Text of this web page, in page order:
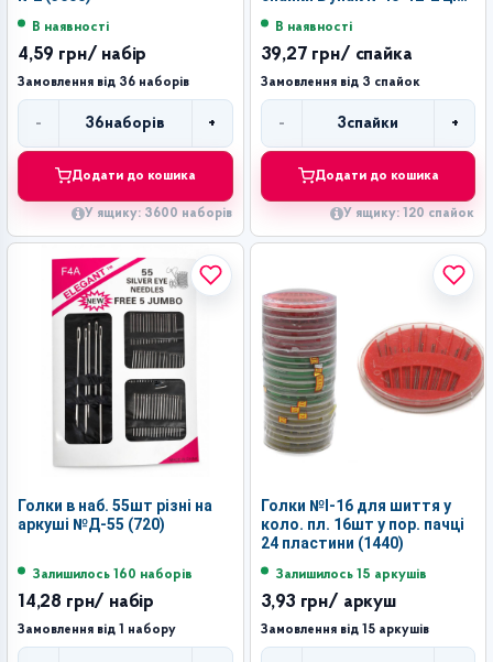
В наявності
4,59 грн/ набір
Замовлення від 36 наборів
-
Кількість
36наборів +
Додати до кошика
У ящику: 3600 наборів
В наявності
39,27 грн/ спайка
Замовлення від 3 спайок
- 3спайки +
Додати до кошика
У ящику: 120 спайок
Голки в наб. 55шт різні на
аркуші №Д-55 (720)
Залишилось 160 наборів
14,28 грн/ набір
Замовлення від 1 набору
Голки №І-16 для шиття у
коло. пл. 16шт у пор. пачці
24 пластини (1440)
Залишилось 15 аркушів
3,93 грн/ аркуш
Замовлення від 15 аркушів